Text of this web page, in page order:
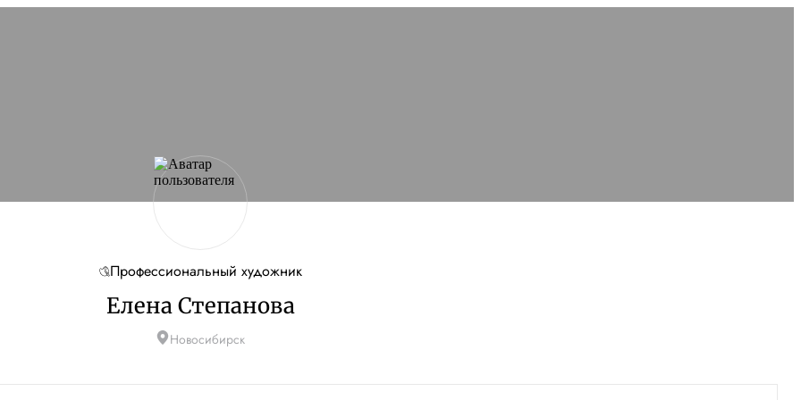
Профессиональный художник
Елена Степанова
Новосибирск